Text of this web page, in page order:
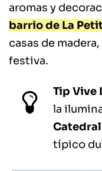
aromas y
barrio de La
casas de
festiva.
Tip Vive
la
Catedral
típico